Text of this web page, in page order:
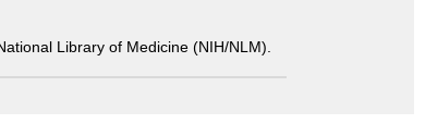
Library of Medicine (NIH/NLM).